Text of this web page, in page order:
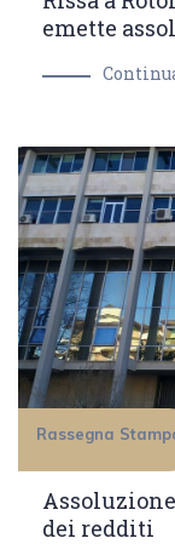
emette
Rassegna
dei redditi